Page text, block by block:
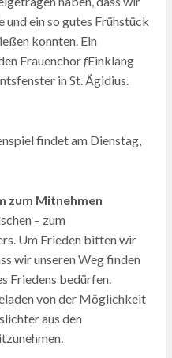
und ein so gutes Frühstück
konnten. Ein
FrauenchorfEinklang
in St. Ägidius.
findet am Dienstag,
zum Mitnehmen
– zum
Um Frieden bitten wir
wir unseren Weg finden
Friedens bedürfen.
von der Möglichkeit
aus den